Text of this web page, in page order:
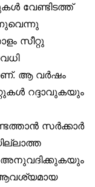
വേണ്ടിടത്ത്
സീറ്റു
ആ വർഷം
റദ്ദാവുകയും
സർക്കാർ